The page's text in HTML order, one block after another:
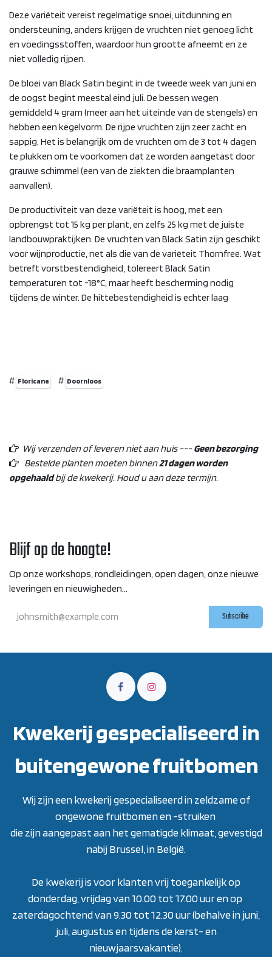
Deze variëteit vereist regelmatige snoei, uitdunning en
ondersteuning, anders krijgen de vruchten niet genoeg licht
en voedingsstoffen, waardoor hun grootte afneemt en ze
niet volledig rijpen.
De bloei van Black Satin begint in de tweede week van juni en
de oogst begint meestal eind juli. De bessen wegen
gemiddeld 4 gram (meer aan het uiteinde van de stengels) en
hebben een kegelvorm. De rijpe vruchten zijn zeer zacht en
sappig. Het is belangrijk om de vruchten om de 3 tot 4 dagen
te plukken om te voorkomen dat ze worden aangetast door
grauwe schimmel (een van de ziekten die braamplanten
aanvallen).
De productiviteit van deze variëteit is hoog, met een
opbrengst tot 15 kg per plant, en zelfs 25 kg met de juiste
landbouwpraktijken. De vruchten van Black Satin zijn geschikt
voor wijnproductie, net als die van de variëteit Thornfree. Wat
betreft vorstbestendigheid, tolereert Black Satin
temperaturen tot -18°C, maar heeft bescherming nodig
tijdens de winter. De hittebestendigheid is echter laag
# Floricane # Doornloos
Wij verzenden of leveren niet aan huis ---Geen bezorging
Bestelde planten moeten binnen21 dagen worden
opgehaaldbij de kwekerij. Houd u aan deze termijn.
Blijf op de hoogte!
Op onze workshops, rondleidingen, open dagen, onze nieuwe
leveringen en nieuwigheden...
Subscribe
Kwekerij gespecialiseerd in
buitengewone fruitbomen
Wij zijn een kwekerij gespecialiseerd in zeldzame of
ongewone fruitbomen en -struiken
die zijn aangepast aan het gematigde klimaat, gevestigd
nabij Brussel, in België.
De kwekerij is voor klanten vrij toegankelijk op
donderdag, vrijdag van 10.00 tot 17.00 uur en op
zaterdagochtend van 9.30 tot 12.30 uur (behalve in juni,
juli, augustus en tijdens de kerst- en
nieuwjaarsvakantie).